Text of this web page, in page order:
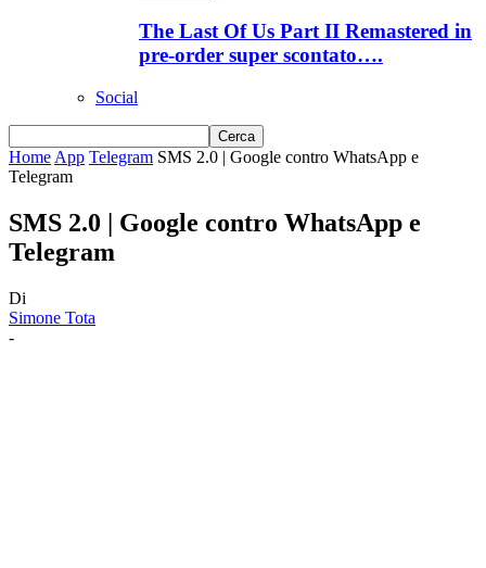
The Last Of Us Part II Remastered in
pre-order super scontato….
Social
Home App Telegram SMS 2.0 | Google contro WhatsApp e
Telegram
SMS 2.0 | Google contro WhatsApp e
Telegram
Di
Simone Tota
-